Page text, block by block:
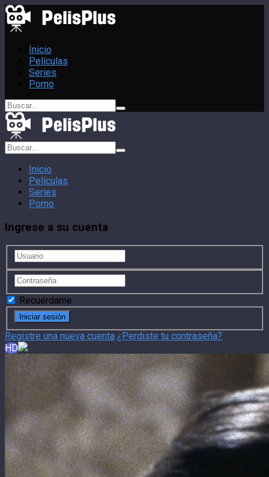
Inicio
Películas
Series
Porno
Inicio
Películas
Series
Porno
Ingrese a su cuenta
Recuérdame
Registre una nueva cuenta ¿Perdiste tu contraseña?
HD